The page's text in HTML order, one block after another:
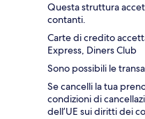
Questa struttura
contanti.
Carte di credito
Express, Diners Club
Sono possibili le
Se cancelli la tua
condizioni di
dell’UE sui diritti dei